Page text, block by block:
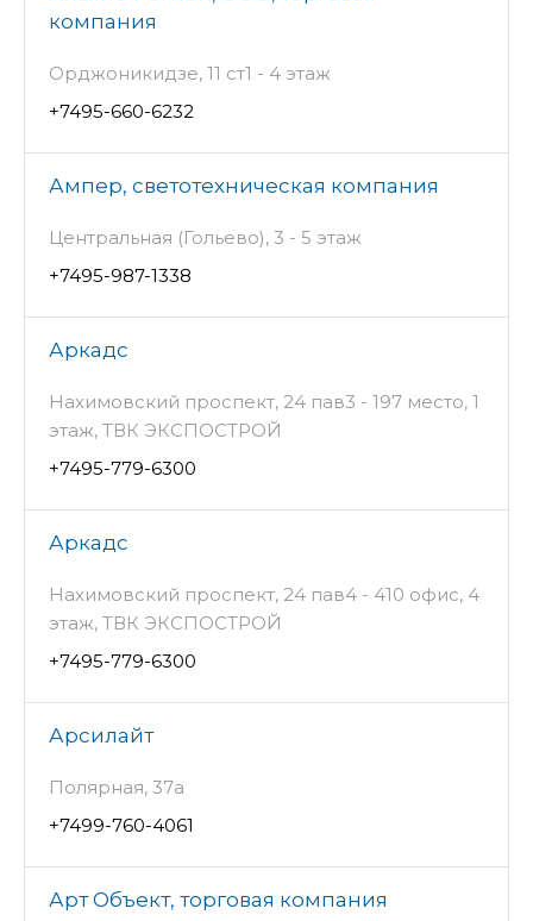
компания
Орджоникидзе, 11 ст1 - 4 этаж
+7495-660-6232
Ампер, светотехническая компания
Центральная (Гольево), 3 - 5 этаж
+7495-987-1338
Аркадс
Нахимовский проспект, 24 пав3 - 197 место, 1
этаж, ТВК ЭКСПОСТРОЙ
+7495-779-6300
Аркадс
Нахимовский проспект, 24 пав4 - 410 офис, 4
этаж, ТВК ЭКСПОСТРОЙ
+7495-779-6300
Арсилайт
Полярная, 37а
+7499-760-4061
Арт Объект, торговая компания